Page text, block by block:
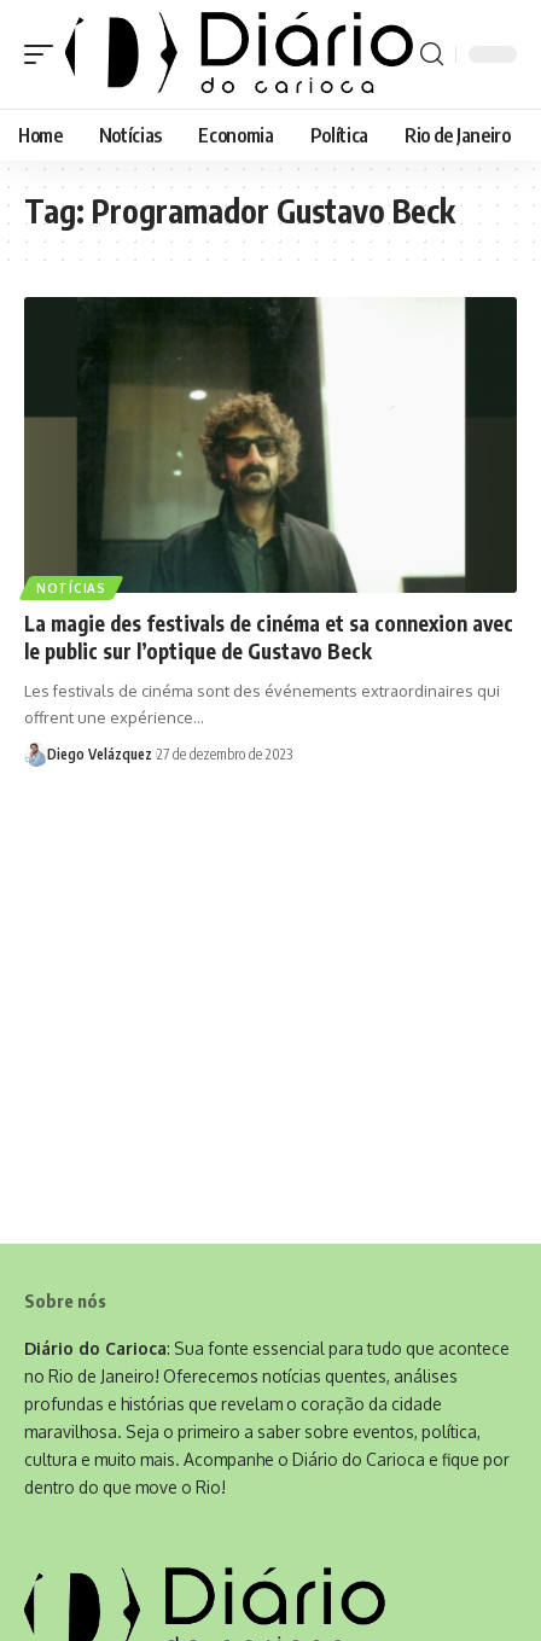
Home Notícias Economia Política Rio de Janeiro
Tag: Programador Gustavo Beck
NOTÍCIAS
La magie des festivals de cinéma et sa connexion avec
le public sur l’optique de Gustavo Beck
Les festivals de cinéma sont des événements extraordinaires qui
offrent une expérience…
Diego Velázquez 27 de dezembro de 2023
Sobre nós
Diário do Carioca: Sua fonte essencial para tudo que acontece
no Rio de Janeiro! Oferecemos notícias quentes, análises
profundas e histórias que revelam o coração da cidade
maravilhosa. Seja o primeiro a saber sobre eventos, política,
cultura e muito mais. Acompanhe o Diário do Carioca e fique por
dentro do que move o Rio!